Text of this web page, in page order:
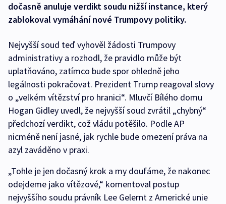
dočasně anuluje verdikt soudu nižší instance, který
zablokoval vymáhání nové Trumpovy politiky.
Nejvyšší soud teď vyhověl žádosti Trumpovy
administrativy a rozhodl, že pravidlo může být
uplatňováno, zatímco bude spor ohledně jeho
legálnosti pokračovat. Prezident Trump reagoval slovy
o „velkém vítězství pro hranici“. Mluvčí Bílého domu
Hogan Gidley uvedl, že nejvyšší soud zvrátil „chybný“
předchozí verdikt, což vládu potěšilo. Podle AP
nicméně není jasné, jak rychle bude omezení práva na
azyl zaváděno v praxi.
„Tohle je jen dočasný krok a my doufáme, že nakonec
odejdeme jako vítězové,“ komentoval postup
nejvyššího soudu právník Lee Gelernt z Americké unie